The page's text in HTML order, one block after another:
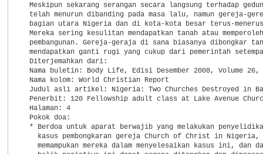
Meskipun sekarang serangan secara langsung terhadap
telah menurun dibanding pada masa lalu, namun gereja-
bagian utara Nigeria dan di kota-kota besar terus-
Mereka sering kesulitan mendapatkan tanah atau
pembangunan. Gereja-geraja di sana biasanya dibongkar
mendapatkan ganti rugi yang cukup dari pemerintah
  Diterjemahkan dari:
Nama buletin: Body Life, Edisi Desember 2008, Volume 26,
  Nama kolom: World Christian Report
Judul asli artikel: Nigeria: Two Churches Destroyed in
Penerbit: 120 Fellowship adult class at Lake Avenue
  Halaman: 4
  Pokok doa:
* Berdoa untuk aparat berwajib yang melakukan
kasus pembongkaran gereja Church of Christ in Nigeria,
memampukan mereka dalam menyelesaikan kasus ini, dan